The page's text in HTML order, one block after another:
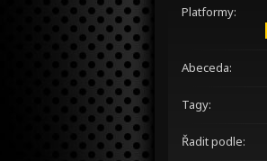
Platformy:
Abeceda:
Tagy:
Řadit podle: